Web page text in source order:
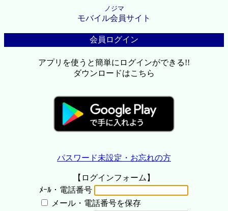
ノジマ
モバイル会員サイト
会員ログイン
アプリを使うと簡単にログインができる!!
ダウンロードはこちら
パスワード未設定・お忘れの方
【ログインフォーム】
ﾒｰﾙ・電話番号
メール・電話番号を保存